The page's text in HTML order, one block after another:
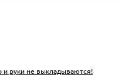
руки не выкладываются!